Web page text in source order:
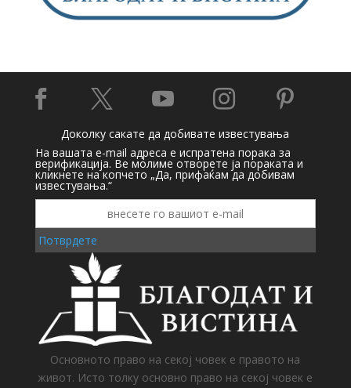
    
Доколку сакате да добивате известувања
На вашата e-mail адреса е испратена порака за
верификација. Ве молиме отворете ја пораката и
кликнете на копчето „Да, прифаќам да добивам
известувања.“
Потврдете
Основното право на секој човек е правото на
живот. Исто толку основно право на секој човек е